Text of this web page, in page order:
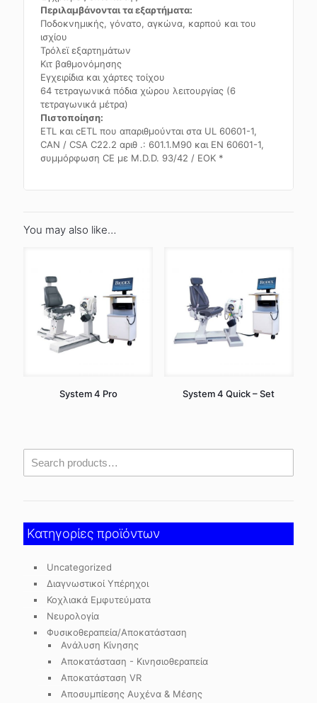
Περιλαμβάνονται τα εξαρτήματα:
Ποδοκνημικής, γόνατο, αγκώνα, καρπού και του
ισχίου
Τρόλεϊ εξαρτημάτων
Κιτ βαθμονόμησης
Εγχειρίδια και χάρτες τοίχου
64 τετραγωνικά πόδια χώρου λειτουργίας (6
τετραγωνικά μέτρα)
Πιστοποίηση:
ETL και cETL που απαριθμούνται στα UL 60601-1,
CAN / CSA C22.2 αριθ .: 601.1.M90 και EN 60601-1,
συμμόρφωση CE με M.D.D. 93/42 / ΕΟΚ *
You may also like…
System 4 Pro System 4 Quick – Set
Κατηγορίες προϊόντων
Uncategorized
Διαγνωστικοί Υπέρηχοι
Κοχλιακά Εμφυτεύματα
Νευρολογία
Φυσικοθεραπεία/Αποκατάσταση
Ανάλυση Κίνησης
Αποκατάσταση - Κινησιοθεραπεία
Αποκατάσταση VR
Αποσυμπίεσης Αυχένα & Μέσης